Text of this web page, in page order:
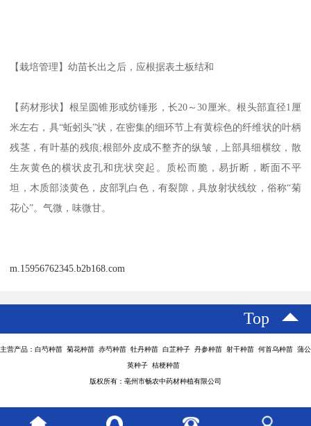
【栽培管理】幼苗长出之后，应根据表土板结和
【药材形状】根呈圆锥形或纺锤形，长20～30厘米。根头部直径1厘
米左右，具“蚯蚓头”状，在密集的细环节上有黄棕色的纤维状的叶柄
残茎，有叶基的残痕;根部外皮成不整齐的纵皱，上部具细横纹，散
生灰黄色的横状皮孔和疣状突起。质松而脆，易折断，断面不平
坦，木质部淡黄色，皮部乳白色，有裂隙，具放射状线纹，俗称“菊
花心”。气微，味微甘。
m.15956762345.b2b168.com
Top
主营产品：白芍种苗 菊花种苗 赤芍种苗 牡丹种苗 白芷种子 丹参种苗 射干种苗 何首乌种苗 蒲公
英种子 桔梗种苗
版权所有：亳州市畅农中药材种植有限公司